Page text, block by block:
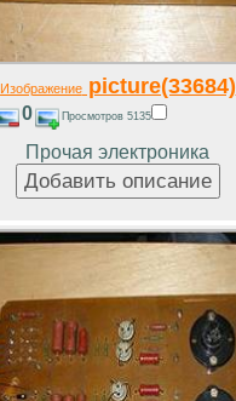
Изображениеpicture(33684)
0 Просмотров 5135
Прочая электроника